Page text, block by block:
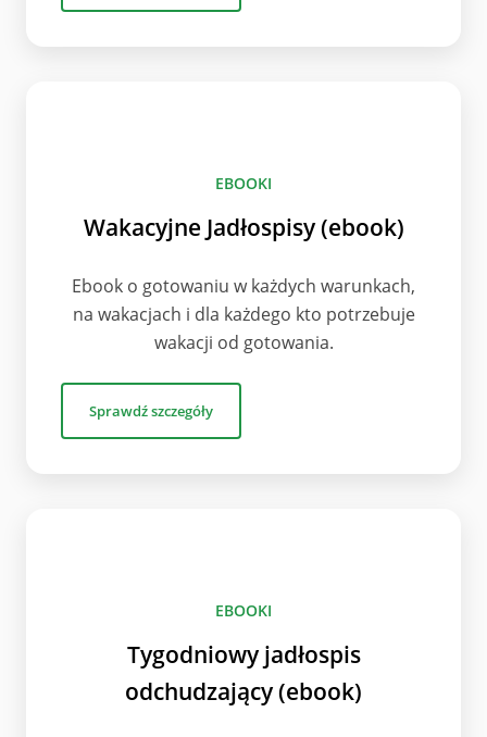
EBOOKI
Wakacyjne Jadłospisy (ebook)
Ebook o gotowaniu w każdych warunkach,
na wakacjach i dla każdego kto potrzebuje
wakacji od gotowania.
Sprawdź szczegóły
EBOOKI
Tygodniowy jadłospis
odchudzający (ebook)